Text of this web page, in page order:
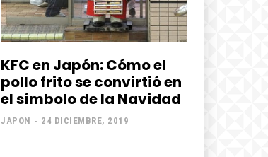
KFC en Japón: Cómo el
pollo frito se convirtió en
el símbolo de la Navidad
JAPON - 24 DICIEMBRE, 2019